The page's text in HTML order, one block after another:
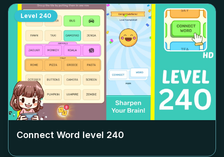
Level 240
Connect Word level 240